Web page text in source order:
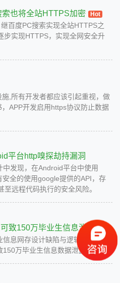
也将全站HTTPS加密 Hot
百度PC搜索实现全站HTTPS之
步实现HTTPS，实现全网安全升
,所有开发者都应该引起重视，做
APP开发启用https协议防止数据
平台http嗅探劫持漏洞
发现，在Android平台中使用
全的使用google提供的API，存
远程代码执行的安全风险。
致150万毕业生信息泄露
息网存设计缺陷与逻辑错误，加
150万毕业生信息数据泄露。